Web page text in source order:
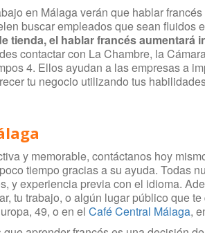
en Málaga verán que hablar
buscar empleados que sean fluidos
tienda, el hablar francés aumentará
contactar con La Chambre, la
4. Ellos ayudan a las empresas a
tu negocio utilizando tus
y memorable, contáctanos hoy
tiempo gracias a su ayuda. Todas
y experiencia previa con el idioma.
tu trabajo, o algún lugar público que
49, o en el Café Central Málaga,